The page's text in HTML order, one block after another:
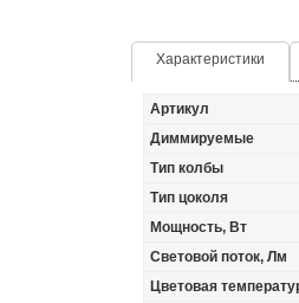
Характеристики
Артикул
Диммируемые
Тип колбы
Тип цоколя
Мощность, Вт
Световой поток, Лм
Цветовая